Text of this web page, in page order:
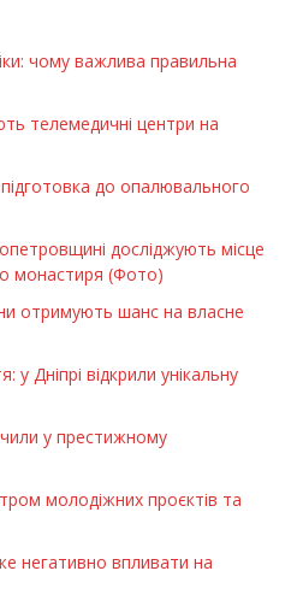
чому важлива правильна
телемедичні центри на
до опалювального
досліджують місце
монастиря (Фото)
отримують шанс на власне
Дніпрі відкрили унікальну
у престижному
молодіжних проєктів та
негативно впливати на